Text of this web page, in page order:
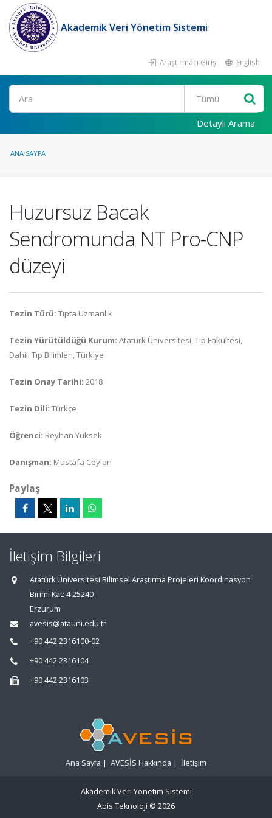
Akademik Veri Yönetim Sistemi
Araştırmacı Girişi English
Ara
Detaylı Arama
ANA SAYFA
Huzursuz Bacak
Sendromunda NT Pro-CNP
düzeyi
Tezin Türü: Tıpta Uzmanlık
Tezin Yürütüldüğü Kurum: Atatürk Üniversitesi, Tıp Fakültesi,
Dahili Tıp Bilimleri, Türkiye
Tezin Onay Tarihi: 2018
Tezin Dili: Türkçe
Öğrenci: Reyhan Yüksek
Danışman: Mustafa Ceylan
Paylaş
İletişim Bilgileri
Atatürk Üniversitesi Bilimsel Araştırma Projeleri Koordinasyon
Birimi Kat: 4 25240
Erzurum
avesis@atauni.edu.tr
+90 442 2316100-02
+90 442 2316104
+90 442 2316103
Ana Sayfa | AVESİS Hakkında | İletişim
Akademik Veri Yönetim Sistemi
Abis Teknoloji © 2026